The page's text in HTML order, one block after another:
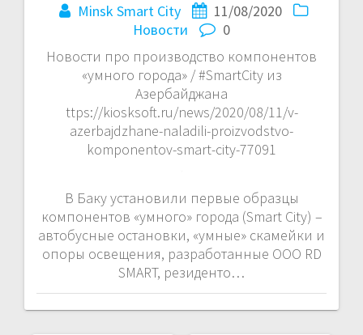
Minsk Smart City
11/08/2020
Новости
0
Новости про производство компонентов
«умного города» / #SmartCity из
Азербайджана
ttps://kiosksoft.ru/news/2020/08/11/v-
azerbajdzhane-naladili-proizvodstvo-
komponentov-smart-city-77091
В Баку установили первые образцы
компонентов «умного» города (Smart City) –
автобусные остановки, «умные» скамейки и
опоры освещения, разработанные ООО RD
SMART, резиденто…